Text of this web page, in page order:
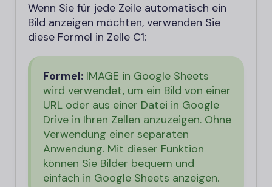
Wenn Sie für jede Zeile automatisch ein
Bild anzeigen möchten, verwenden Sie
diese Formel in Zelle C1:
Formel: IMAGE in Google Sheets
wird verwendet, um ein Bild von einer
URL oder aus einer Datei in Google
Drive in Ihren Zellen anzuzeigen. Ohne
Verwendung einer separaten
Anwendung. Mit dieser Funktion
können Sie Bilder bequem und
einfach in Google Sheets anzeigen.